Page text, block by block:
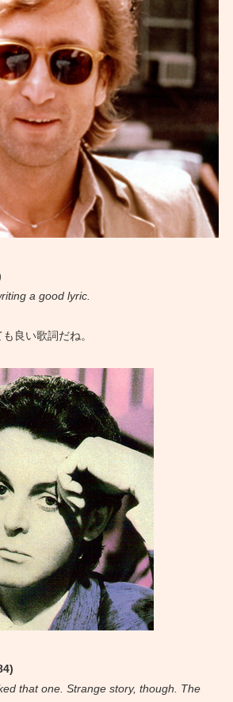
a good lyric.
良い歌詞だね。
that one. Strange story, though. The